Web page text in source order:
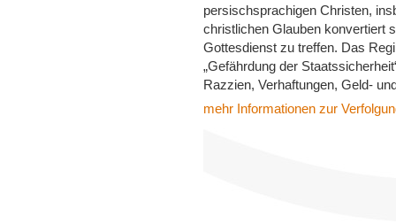
persischsprachigen Christen,
christlichen Glauben konvertiert
Gottesdienst zu treffen. Das
„Gefährdung der
Razzien, Verhaftungen, Geld-
mehr Informationen zur